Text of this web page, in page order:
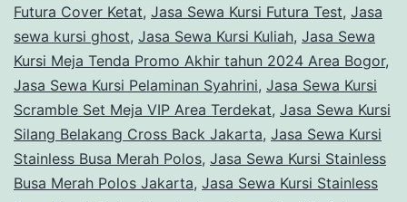
Futura Cover Ketat, Jasa Sewa Kursi Futura Test, Jasa
sewa kursi ghost, Jasa Sewa Kursi Kuliah, Jasa Sewa
Kursi Meja Tenda Promo Akhir tahun 2024 Area Bogor,
Jasa Sewa Kursi Pelaminan Syahrini, Jasa Sewa Kursi
Scramble Set Meja VIP Area Terdekat, Jasa Sewa Kursi
Silang Belakang Cross Back Jakarta, Jasa Sewa Kursi
Stainless Busa Merah Polos, Jasa Sewa Kursi Stainless
Busa Merah Polos Jakarta, Jasa Sewa Kursi Stainless